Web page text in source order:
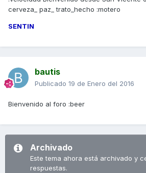
cerveza_ paz_ trato_hecho :motero
SENTIN
bautis
Publicado 19 de Enero del 2016
Bienvenido al foro :beer
Archivado
Este tema ahora está archivado y
respuestas.